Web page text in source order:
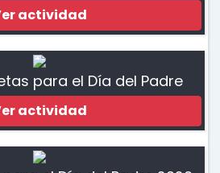
actividad
para el Día del Padre
actividad